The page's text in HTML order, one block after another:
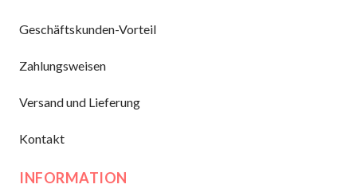
Geschäftskunden-Vorteil
Zahlungsweisen
Versand und Lieferung
Kontakt
INFORMATION